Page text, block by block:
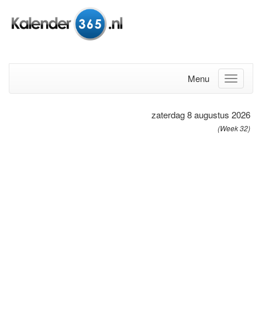
Menu
zaterdag 8 augustus 2026
(Week 32)